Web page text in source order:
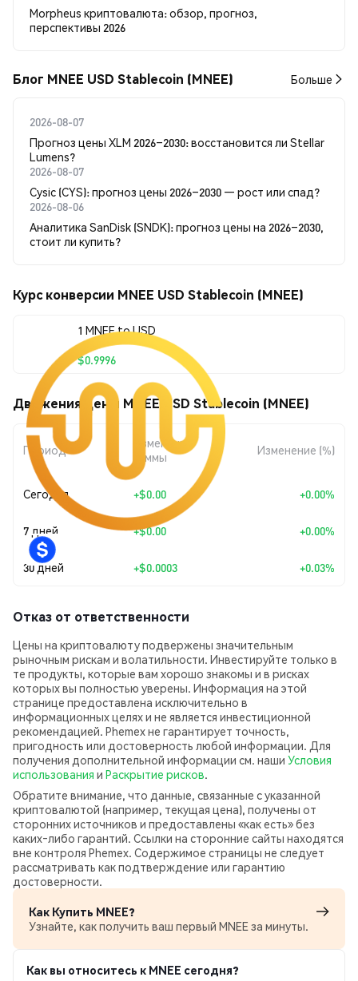
Morpheus криптовалюта: обзор, прогноз,
перспективы 2026
Блог MNEE USD Stablecoin (MNEE) Больше
2026-08-07
Прогноз цены XLM 2026–2030: восстановится ли Stellar
Lumens?
2026-08-07
Cysic (CYS): прогноз цены 2026–2030 — рост или спад?
2026-08-06
Аналитика SanDisk (SNDK): прогноз цены на 2026–2030,
стоит ли купить?
Курс конверсии MNEE USD Stablecoin (MNEE)
1 MNEE to USD
$0.9996
Движения цены MNEE USD Stablecoin (MNEE)
Период
Изменение
суммы
Изменение (%)
Сегодня +$0.00 +0.00%
7 дней +$0.00 +0.00%
30 дней +$0.0003 +0.03%
Отказ от ответственности
Цены на криптовалюту подвержены значительным
рыночным рискам и волатильности. Инвестируйте только в
те продукты, которые вам хорошо знакомы и в рисках
которых вы полностью уверены. Информация на этой
странице предоставлена исключительно в
информационных целях и не является инвестиционной
рекомендацией. Phemex не гарантирует точность,
пригодность или достоверность любой информации. Для
получения дополнительной информации см. наши Условия
использования и Раскрытие рисков.
Обратите внимание, что данные, связанные с указанной
криптовалютой (например, текущая цена), получены от
сторонних источников и предоставлены «как есть» без
каких‑либо гарантий. Ссылки на сторонние сайты находятся
вне контроля Phemex. Содержимое страницы не следует
рассматривать как подтверждение или гарантию
достоверности.
Как Купить MNEE?
Узнайте, как получить ваш первый MNEE за минуты.
Как вы относитесь к MNEE сегодня?